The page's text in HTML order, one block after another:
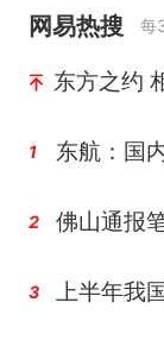
网易热搜 每
东方之约
1
2
3